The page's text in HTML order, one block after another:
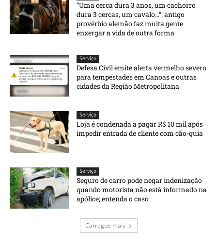
“Uma cerca dura 3 anos, um cachorro
dura 3 cercas, um cavalo…”: antigo
provérbio alemão faz muita gente
enxergar a vida de outra forma
Serviço
Defesa Civil emite alerta vermelho severo
para tempestades em Canoas e outras
cidades da Região Metropolitana
Serviço
Loja é condenada a pagar R$ 10 mil após
impedir entrada de cliente com cão-guia
Serviço
Seguro de carro pode negar indenização
quando motorista não está informado na
apólice; entenda o caso
Carregue mais